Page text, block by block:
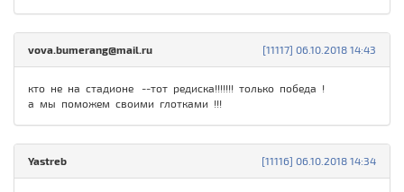
[11117] 06.10.2018 14:43
vova.bumerang@mail.ru
кто не на стадионе --тот редиска!!!!!!! только победа !
а мы поможем своими глотками !!!
[11116] 06.10.2018 14:34
Yastreb